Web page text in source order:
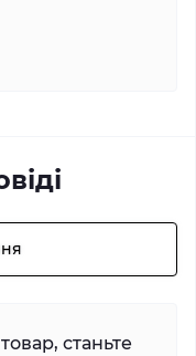
станьте